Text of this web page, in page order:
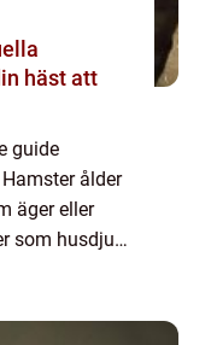
häst att
guide
ålder
äger eller
som husdjur.